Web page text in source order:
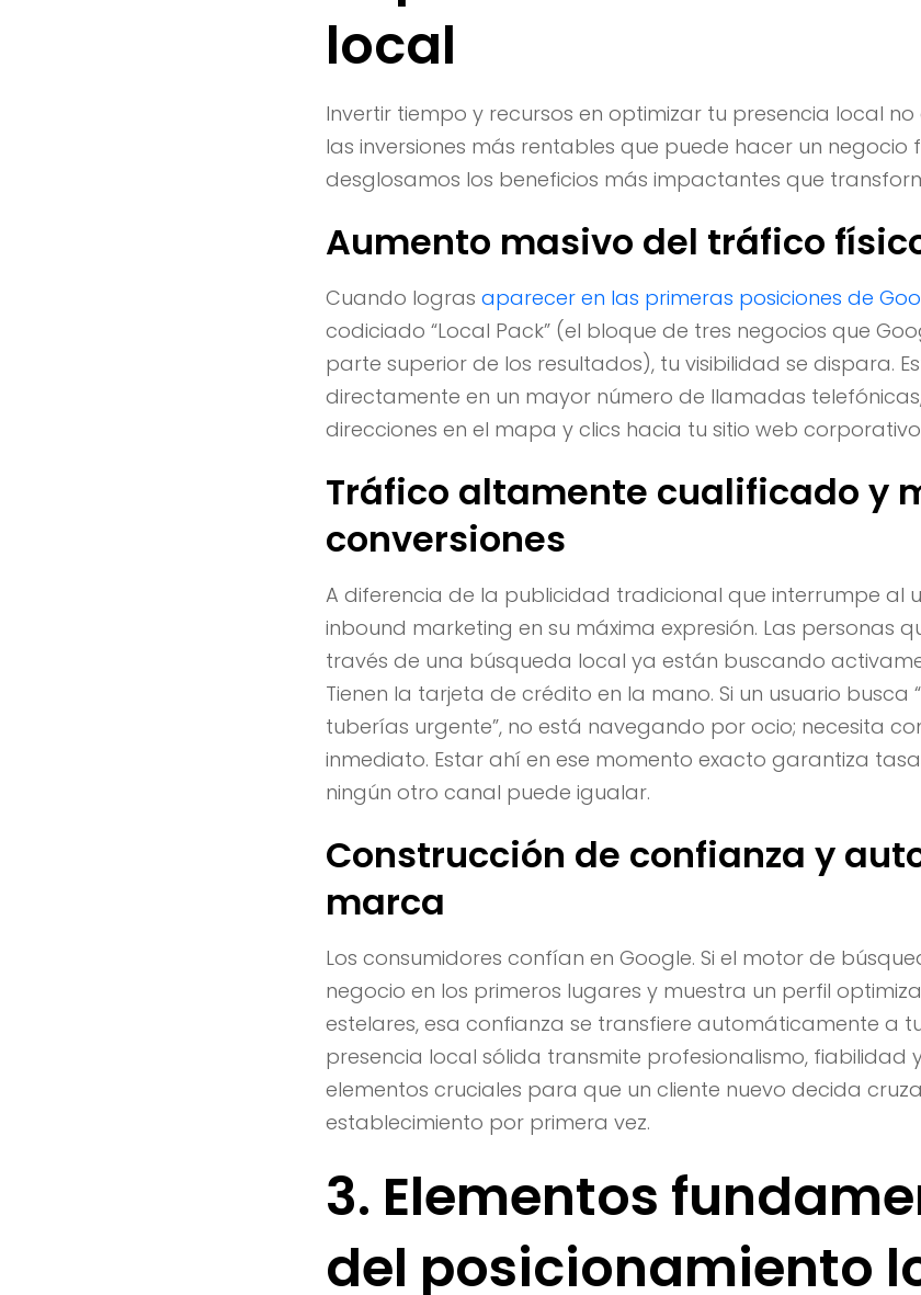
local
Invertir tiempo y recursos en optimizar tu presencia local
las inversiones más rentables que puede hacer un negocio
desglosamos los beneficios más impactantes que
Aumento masivo del tráfico
Cuando logras aparecer en las primeras posiciones de
codiciado “Local Pack” (el bloque de tres negocios que
parte superior de los resultados), tu visibilidad se dispara.
directamente en un mayor número de llamadas
direcciones en el mapa y clics hacia tu sitio web
Tráfico altamente cualificado y
conversiones
A diferencia de la publicidad tradicional que interrumpe al
inbound marketing en su máxima expresión. Las personas
través de una búsqueda local ya están buscando
Tienen la tarjeta de crédito en la mano. Si un usuario busca
tuberías urgente”, no está navegando por ocio; necesita
inmediato. Estar ahí en ese momento exacto garantiza
ningún otro canal puede igualar.
Construcción de confianza y
marca
Los consumidores confían en Google. Si el motor de
negocio en los primeros lugares y muestra un perfil
estelares, esa confianza se transfiere automáticamente a
presencia local sólida transmite profesionalismo, fiabilidad
elementos cruciales para que un cliente nuevo decida
establecimiento por primera vez.
3. Elementos
del posicionamiento